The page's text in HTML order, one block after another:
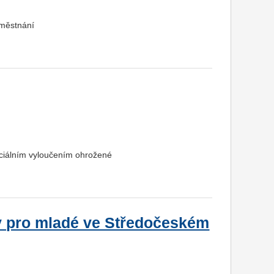
vyloučením ohrožené
mladé ve Středočeském